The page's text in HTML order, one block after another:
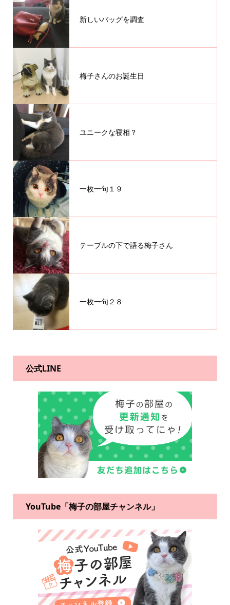
新しいバッグを調査
梅子さんのお誕生日
ユニークな寝相？
一枚一句１９
テーブルの下で語る梅子さん
一枚一句２８
公式LINE
YouTube「梅子の部屋チャンネル」